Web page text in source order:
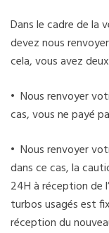
Dans le cadre de la
devez nous
cela, vous avez
• Nous renvoyer
cas, vous ne payé
• Nous renvoyer
dans ce cas, la
24H à réception de
turbos usagés est
réception du